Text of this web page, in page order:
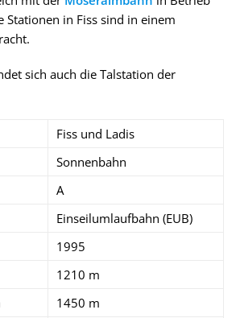
Stationen in Fiss sind in einem
sich auch die Talstation der
Fiss und Ladis
Sonnenbahn
A
Einseilumlaufbahn (EUB)
1995
1210 m
1450 m